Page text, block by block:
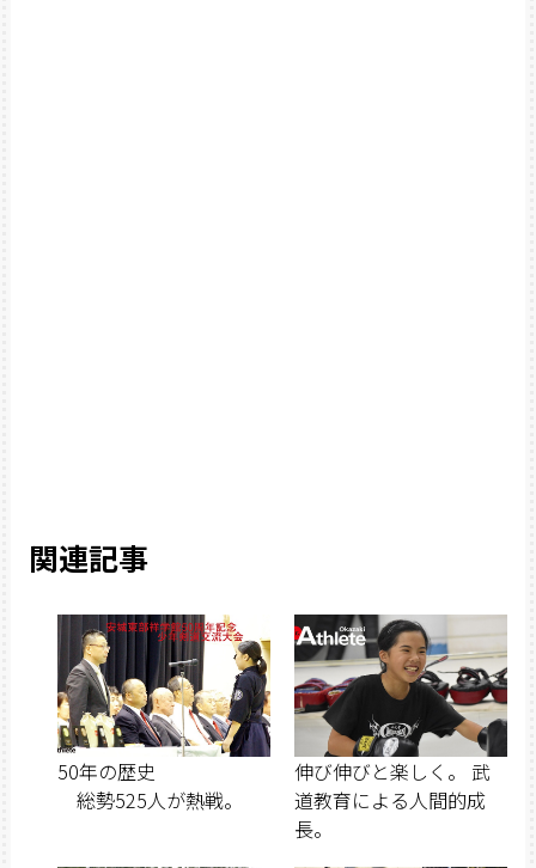
関連記事
50年の歴史
総勢525人が熱戦。
伸び伸びと楽しく。 武
道教育による人間的成
長。